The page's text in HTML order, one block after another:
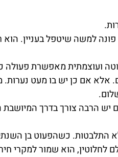
למשה שיטפל בעניין. הוא
ועוצמתית מאפשרת פעולה
אלא אם כן יש בו מעט נערות.
הרבה צורך בדרך המיושבת
התלבטות. כשהפעוט בן
לחלוטין, הוא שמור למקרי